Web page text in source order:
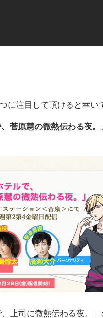
に注目して頂けると幸い
菅原慧の微熱伝わる夜
上司に微熱伝わる夜。